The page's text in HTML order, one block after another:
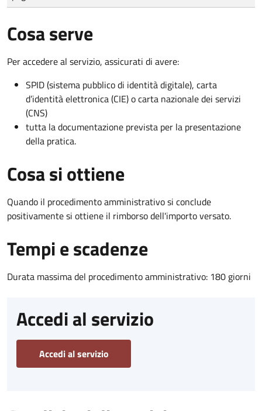
Cosa serve
Per accedere al servizio, assicurati di avere:
SPID (sistema pubblico di identità digitale), carta
d’identità elettronica (CIE) o carta nazionale dei servizi
(CNS)
tutta la documentazione prevista per la presentazione
della pratica.
Cosa si ottiene
Quando il procedimento amministrativo si conclude
positivamente si ottiene il rimborso dell'importo versato.
Tempi e scadenze
Durata massima del procedimento amministrativo: 180 giorni
Accedi al servizio
Accedi al servizio